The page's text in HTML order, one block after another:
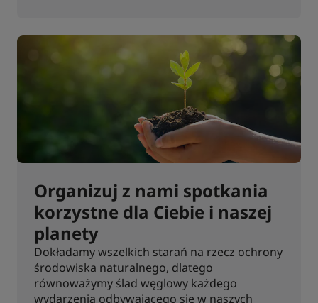
Organizuj z nami spotkania
korzystne dla Ciebie i naszej
planety
Dokładamy wszelkich starań na rzecz ochrony
środowiska naturalnego, dlatego
równoważymy ślad węglowy każdego
wydarzenia odbywającego się w naszych